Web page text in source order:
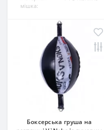
мішка:
Боксерська груша на